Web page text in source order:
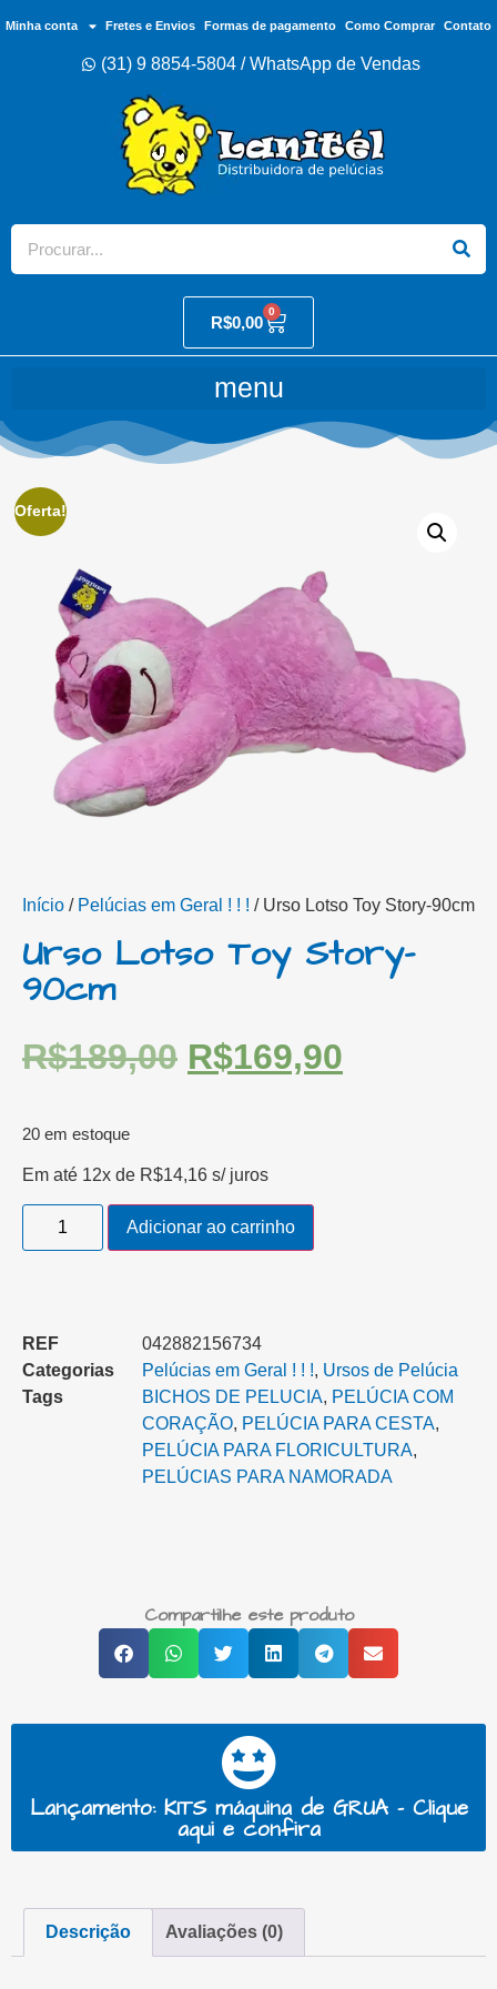
Minha conta Fretes e Envios Formas de pagamento Como Comprar Contato
(31) 9 8854-5804 / WhatsApp de Vendas
R$0,00
0
Oferta!
Início / Pelúcias em Geral ! ! ! / Urso Lotso Toy Story-90cm
Urso Lotso Toy Story-
90cm
R$189,00 R$169,90
20 em estoque
Em até 12x de R$14,16 s/ juros
Adicionar ao carrinho
REF
042882156734
Categorias
Pelúcias em Geral ! ! !, Ursos de Pelúcia
Tags
BICHOS DE PELUCIA, PELÚCIA COM
CORAÇÃO, PELÚCIA PARA CESTA‎,
PELÚCIA PARA FLORICULTURA,
PELÚCIAS PARA NAMORADA
Compartilhe este produto
Lançamento: KITS máquina de GRUA - Clique
aqui e confira
Descrição Avaliações (0)